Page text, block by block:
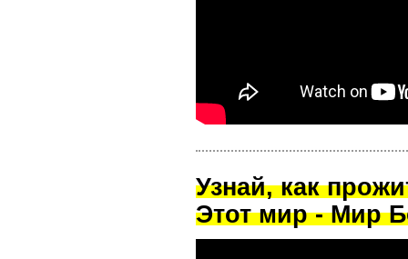
Узнай, как
Этот мир - Мир